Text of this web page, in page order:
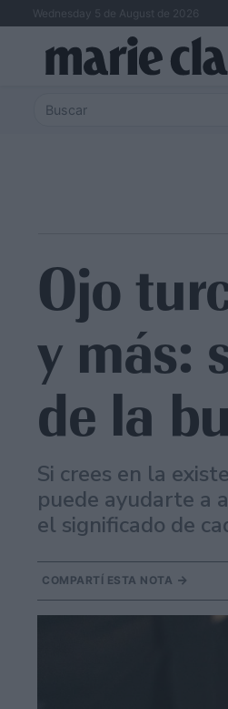
Wednesday 5 de August de 2026
Ojo
y más:
de la
Si crees en la
puede ayudarte a
el significado de
COMPARTÍ ESTA NOTA